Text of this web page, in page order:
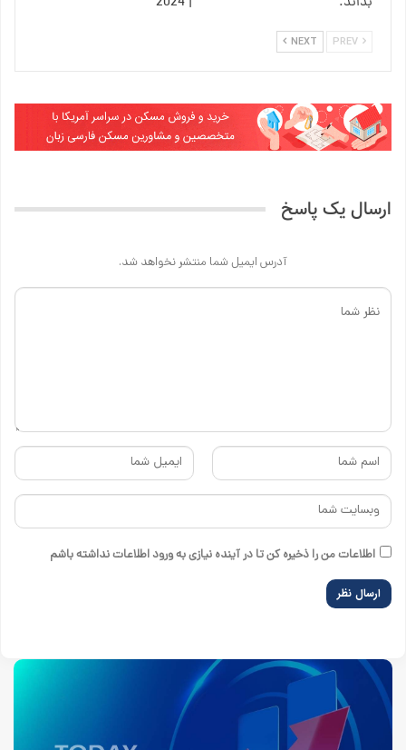
NEXT
ارسال یک پاسخ
آدرس ایمیل شما منتشر نخواهد شد.
اطلاعات من را ذخیره کن تا در آینده نیازی به ورود اطلاعات نداشته باشم